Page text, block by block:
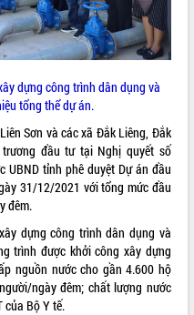
dựng công trình dân dụng và
tổng thể dự án.
Sơn và các xã Đắk Liêng, Đắk
đầu tư tại Nghị quyết số
tỉnh phê duyệt Dự án đầu
31/12/2021 với tổng mức đầu
đêm.
dựng công trình dân dụng và
trình được khởi công xây dựng
nguồn nước cho gần 4.600 hộ
ngày đêm; chất lượng nước
của Bộ Y tế.